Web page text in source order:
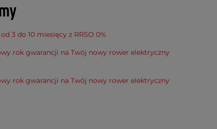
3 do 10 miesięcy z RRSO 0%
rok gwarancji na Twój nowy rower elektryczny
rok gwarancji na Twój nowy rower elektryczny